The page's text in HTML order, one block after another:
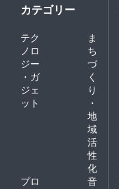
カテゴリー
テク
ノロ
ジー
・ガ
ジェ
ット
ま
ち
づ
く
り
・
地
域
活
性
化
プロ
音